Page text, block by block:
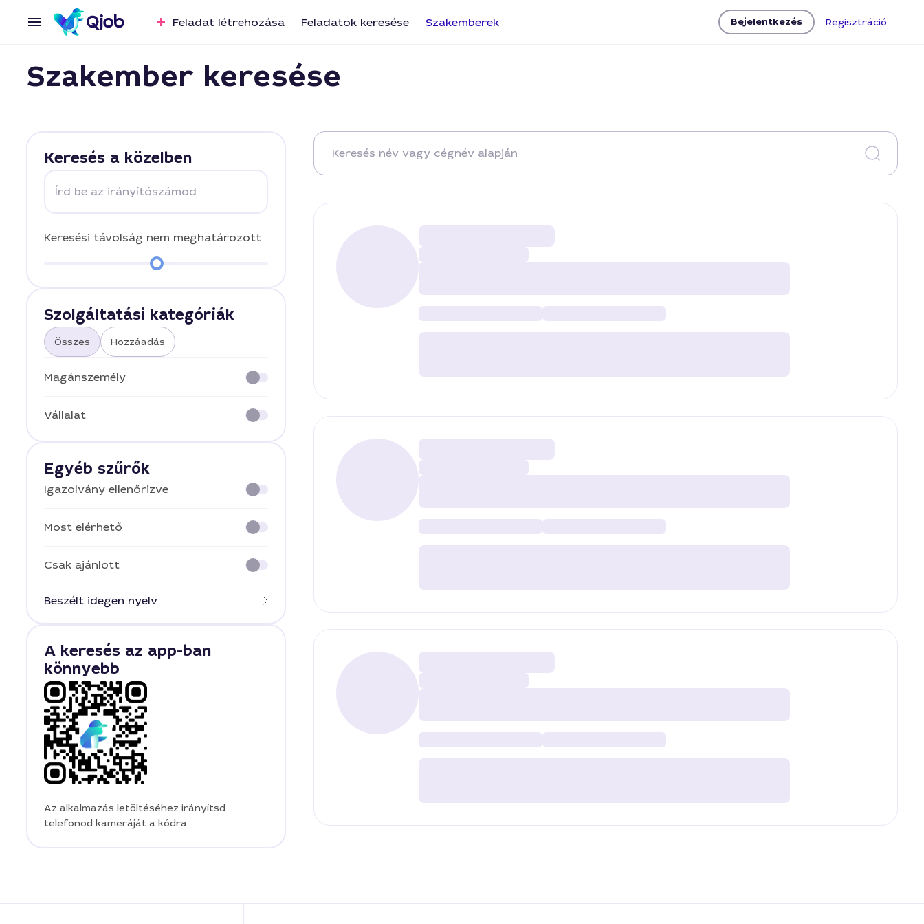
Feladat létrehozása Feladatok keresése Szakemberek Bejelentkezés Regisztráció
Szakember keresése
Keresés a közelben
Írd be az irányítószámod
Keresési távolság nem meghatározott
Szolgáltatási kategóriák
Összes Hozzáadás
Magánszemély
Vállalat
Egyéb szűrők
Igazolvány ellenőrizve
Most elérhető
Csak ajánlott
Beszélt idegen nyelv
A keresés az app-ban
könnyebb
Az alkalmazás letöltéséhez irányítsd
telefonod kameráját a kódra